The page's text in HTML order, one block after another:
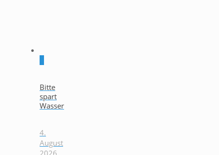
Bitte
spart
Wasser
4.
August